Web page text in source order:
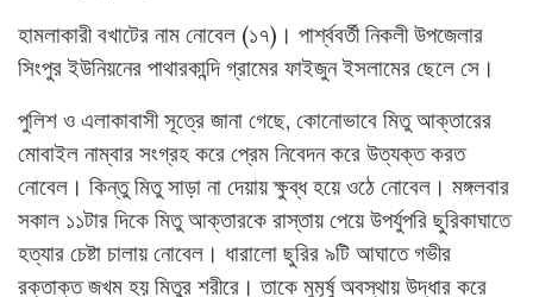
হামলাকারী বখাটের নাম নোবেল (১৭)। পার্শ্ববর্তী নিকলী উপজেলার
সিংপুর ইউনিয়নের পাথারকান্দি গ্রামের ফাইজুন ইসলামের ছেলে সে।
পুলিশ ও এলাকাবাসী সূত্রে জানা গেছে, কোনোভাবে মিতু আক্তারের
মোবাইল নাম্বার সংগ্রহ করে প্রেম নিবেদন করে উত্যক্ত করত
নোবেল। কিন্তু মিতু সাড়া না দেয়ায় ক্ষুব্ধ হয়ে ওঠে নোবেল। মঙ্গলবার
সকাল ১১টার দিকে মিতু আক্তারকে রাস্তায় পেয়ে উপর্যুপরি ছুরিকাঘাতে
হত্যার চেষ্টা চালায় নোবেল। ধারালো ছুরির ৯টি আঘাতে গভীর
রক্তাক্ত জখম হয় মিতুর শরীরে। তাকে মুমূর্ষু অবস্থায় উদ্ধার করে